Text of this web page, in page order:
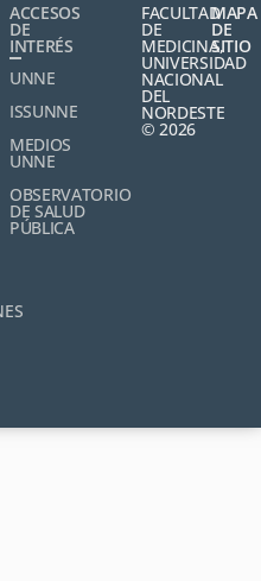
ACCESOS
DE
INTERÉS
UNNE
ISSUNNE
MEDIOS
UNNE
OBSERVATORIO
DE SALUD
PÚBLICA
FACULTAD
DE
MEDICINA,
UNIVERSIDAD
NACIONAL
DEL
NORDESTE
© 2026
MAPA
DE
SITIO